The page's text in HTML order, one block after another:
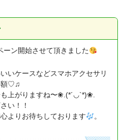
ン開始させて頂きました
いケースなどスマホアクセサリ
額♡♫
上がりますね〜❀.(*´◡`*)❀.
い！！
よりお待ちしております
。